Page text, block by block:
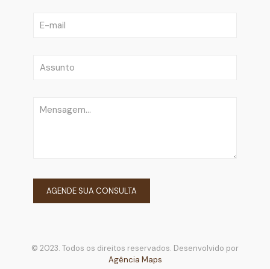
© 2023. Todos os direitos reservados. Desenvolvido por
Agência Maps